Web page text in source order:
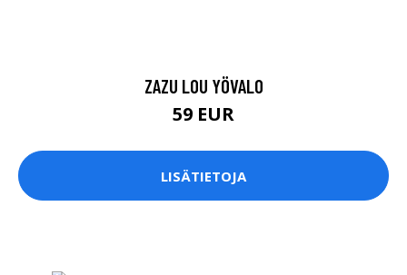
ZAZU LOU YÖVALO
59 EUR
LISÄTIETOJA